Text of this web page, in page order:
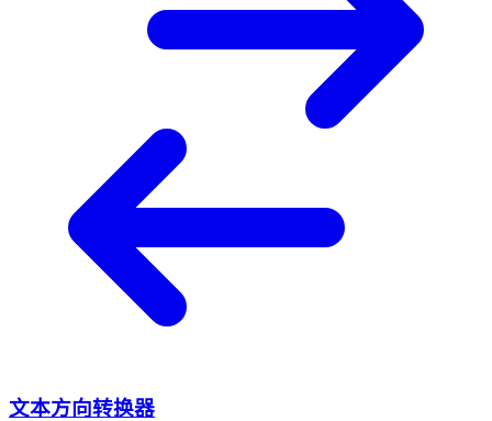
文本方向转换器